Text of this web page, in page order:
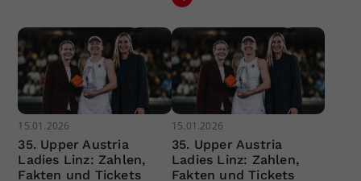
15.01.2026
35. Upper Austria
Ladies Linz: Zahlen,
Fakten und Tickets
15.01.2026
35. Upper Austria
Ladies Linz: Zahlen,
Fakten und Tickets